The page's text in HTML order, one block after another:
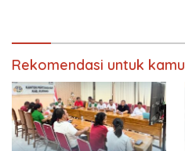
Rekomendasi untuk kamu